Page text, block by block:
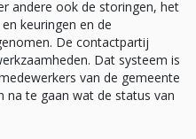
andere ook de storingen, het
keuringen en de
De contactpartij
Dat systeem is
van de gemeente
na te gaan wat de status van